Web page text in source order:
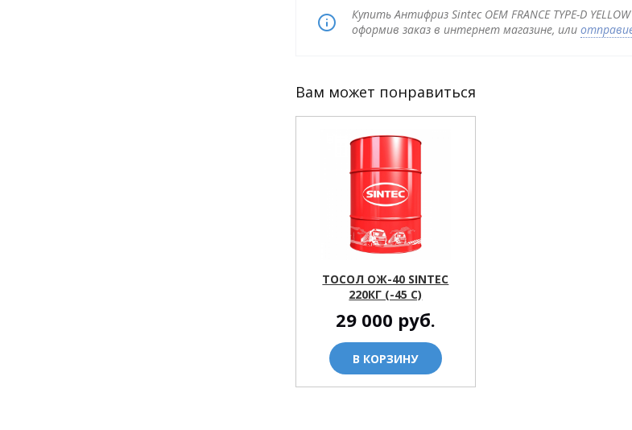
Купить Антифриз Sintec OEM FRANCE TYPE-D
оформив заказ в интернет магазине, или
Вам может понравиться
ТОСОЛ ОЖ-40 SINTEC
220КГ (-45 С)
29 000 руб.
В КОРЗИНУ